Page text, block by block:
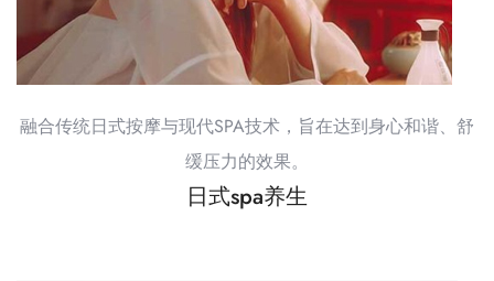
融合传统日式按摩与现代SPA技术，旨在达到身心和谐、舒
缓压力的效果。
日式spa养生